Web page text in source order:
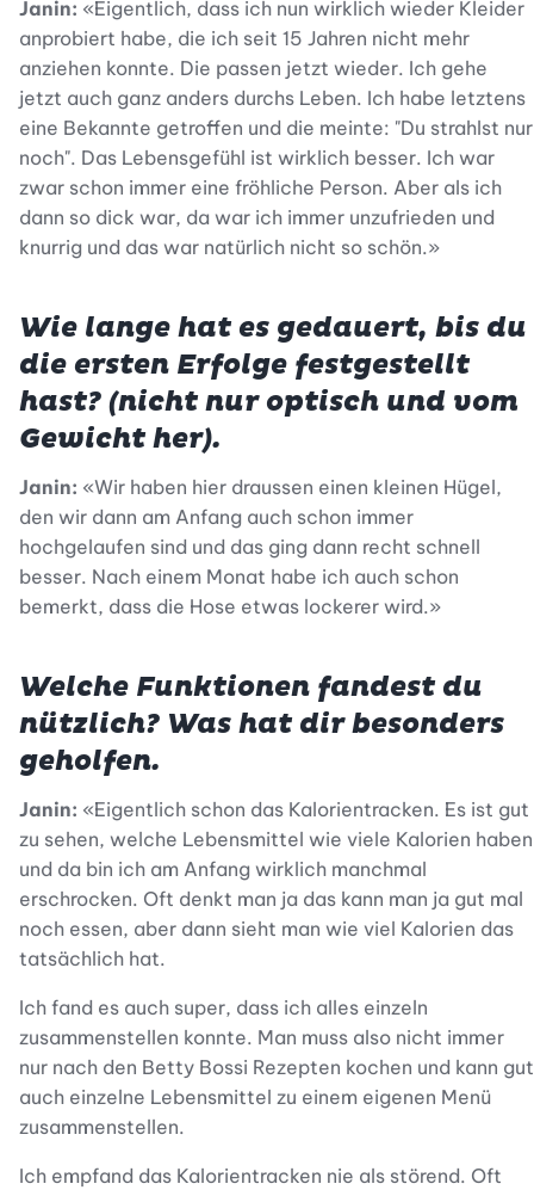
Janin: «Eigentlich, dass ich nun wirklich wieder Kleider
anprobiert habe, die ich seit 15 Jahren nicht mehr
anziehen konnte. Die passen jetzt wieder. Ich gehe
jetzt auch ganz anders durchs Leben. Ich habe letztens
eine Bekannte getroffen und die meinte: "Du strahlst nur
noch". Das Lebensgefühl ist wirklich besser. Ich war
zwar schon immer eine fröhliche Person. Aber als ich
dann so dick war, da war ich immer unzufrieden und
knurrig und das war natürlich nicht so schön.»
Wie lange hat es gedauert, bis du
die ersten Erfolge festgestellt
hast? (nicht nur optisch und vom
Gewicht her).
Janin: «Wir haben hier draussen einen kleinen Hügel,
den wir dann am Anfang auch schon immer
hochgelaufen sind und das ging dann recht schnell
besser. Nach einem Monat habe ich auch schon
bemerkt, dass die Hose etwas lockerer wird.»
Welche Funktionen fandest du
nützlich? Was hat dir besonders
geholfen.
Janin: «Eigentlich schon das Kalorientracken. Es ist gut
zu sehen, welche Lebensmittel wie viele Kalorien haben
und da bin ich am Anfang wirklich manchmal
erschrocken. Oft denkt man ja das kann man ja gut mal
noch essen, aber dann sieht man wie viel Kalorien das
tatsächlich hat.
Ich fand es auch super, dass ich alles einzeln
zusammenstellen konnte. Man muss also nicht immer
nur nach den Betty Bossi Rezepten kochen und kann gut
auch einzelne Lebensmittel zu einem eigenen Menü
zusammenstellen.
Ich empfand das Kalorientracken nie als störend. Oft